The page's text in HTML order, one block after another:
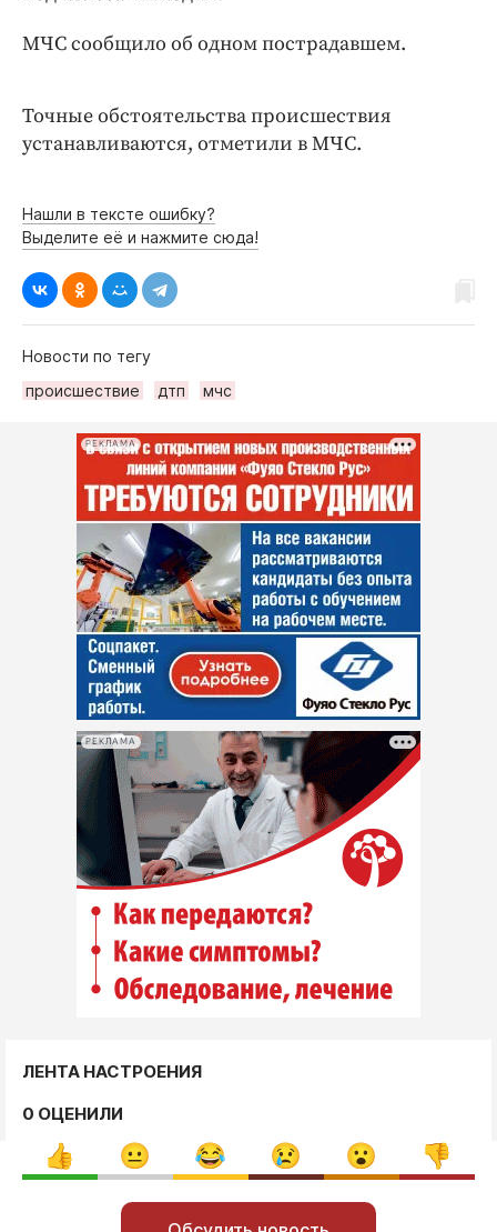
МЧС сообщило об одном пострадавшем.
Точные обстоятельства происшествия
устанавливаются, отметили в МЧС.
Нашли в тексте ошибку?
Выделите её и нажмите сюда!
Новости по тегу
происшествие
дтп мчс
РЕКЛАМА
РЕКЛАМА
ЛЕНТА НАСТРОЕНИЯ
0 ОЦЕНИЛИ